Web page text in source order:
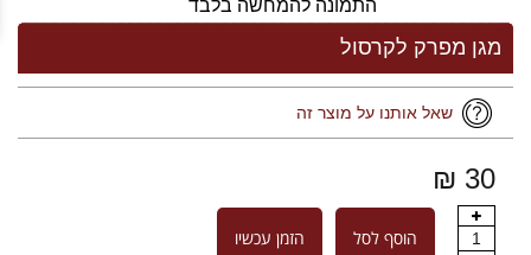
התמונה להמחשה בלבד
מגן מפרק לקרסול
שאל אותנו על מוצר זה
30 ₪
1 הוסף לסל הזמן עכשיו